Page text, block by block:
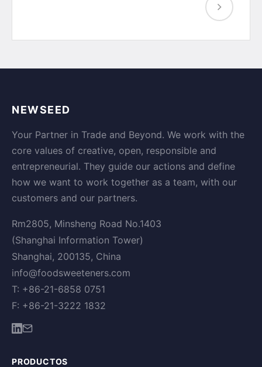
NEWSEED
Your Partner in Trade and Beyond. We work with the
core values of creative, open, responsible and
entrepreneurial. They guide our actions and define
how we want to work together as a team, with our
customers and our partners.
Rm2805, Minsheng Road No.1403
(Shanghai Information Tower)
Shanghai, 200135, China
info@foodsweeteners.com
T: +86-21-6858 0751
F: +86-21-3222 1832
PRODUCTOS